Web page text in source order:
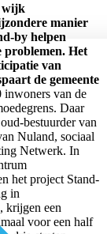
wijk
manier
by helpen
problemen. Het
van
de gemeente
inwoners van de
Daar
bestuurder van
Nuland, sociaal
Netwerk. In
het project Stand-
in
krijgen een
voor een half